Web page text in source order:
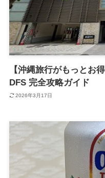
【沖縄旅行がもっとお
DFS 完全攻略ガイド
2026年3月17日